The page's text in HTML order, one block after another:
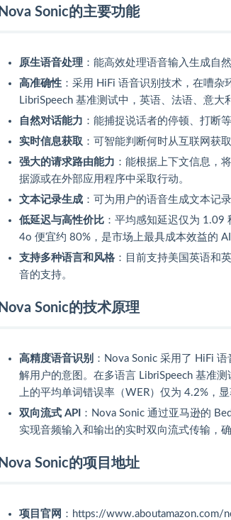
Nova Sonic的主要功能
原生语音处理 ：能高效处理语音输入生成自
高准确性 ：采用 HiFi 语音识别技术，在嘈
LibriSpeech 基准测试中，英语、法语、意
自然对话能力 ：能捕捉说话者的停顿、打断
实时信息获取 ：可智能判断何时从互联网获
强大的请求路由能力 ：能根据上下文信息，
据源或在外部应用程序中采取行动。
文本记录生成 ：可为用户的语音生成文本记
低延迟与高性价比 ：平均感知延迟仅为 1.09
4o 便宜约 80%，是市场上最具成本效益的 AI
支持多种语言和风格 ：目前支持美国英语和
音的支持。
Nova Sonic的技术原理
高精度语音识别 ：Nova Sonic 采用了 HiFi
解用户的意图。在多语言 LibriSpeech 基准
上的平均单词错误率（WER）仅为 4.2%，显
双向流式 API
：Nova Sonic 通过亚马逊的
实现音频输入和输出的实时双向流式传输，
Nova Sonic的项目地址
项目官网 ：https://